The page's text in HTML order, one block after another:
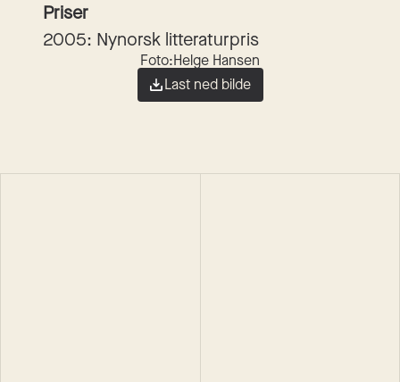
Priser
2005: Nynorsk litteraturpris
Foto:Helge Hansen
Last ned bilde